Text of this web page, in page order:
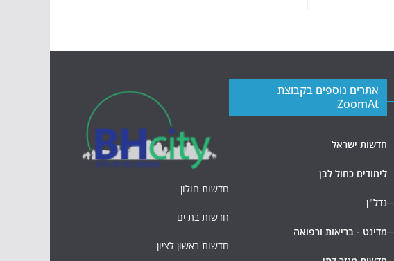
אתרים נוספים בקבוצת
ZoomAt
חדשות ישראל
לימודים כחול לבן
נדל"ן
מדינט - בריאות ורפואה
חדשות חולון
חדשות בת ים
חדשות ראשון לציון